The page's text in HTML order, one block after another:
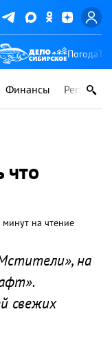
Погода
Финансы Регионы
что
на чтение
на
свежих